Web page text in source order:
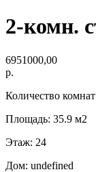
2-комн.
6951000,00
р.
Количество
Площадь: 35.9 м2
Этаж: 24
Дом: undefined